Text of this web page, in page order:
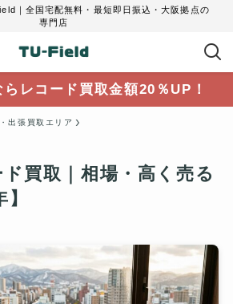
｜全国宅配無料・最短即日振込・大阪拠点の
専門店
らレコード買取金額20％UP！
出張買取エリア
買取｜相場・高く売る